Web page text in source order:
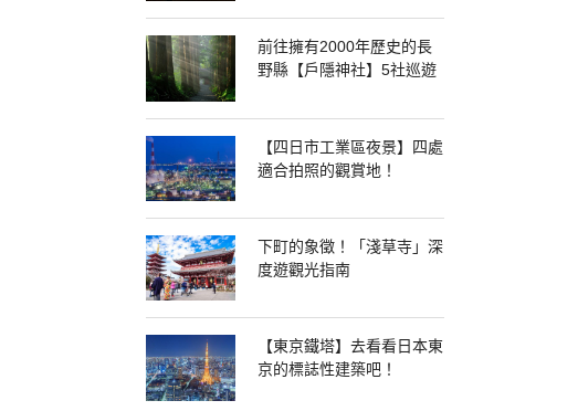
前往擁有2000年歷史的長
野縣【戶隱神社】5社巡遊
【四日市工業區夜景】四處
適合拍照的觀賞地！
下町的象徵！「淺草寺」深
度遊觀光指南
【東京鐵塔】去看看日本東
京的標誌性建築吧！